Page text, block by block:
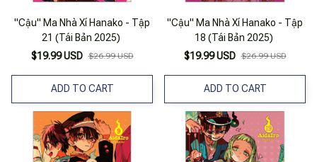
"Cậu" Ma Nhà Xí Hanako - Tập
21 (Tái Bản 2025)
$19.99 USD $26.99 USD
ADD TO CART
"Cậu" Ma Nhà Xí Hanako - Tập
18 (Tái Bản 2025)
$19.99 USD $26.99 USD
ADD TO CART